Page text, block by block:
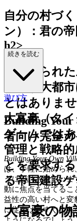
自分の村づ
ン）：君の
h2>
忘れ去られ
み出す大都
とはありま
大富豪（タ
ゲームでは
管理と戦略
とを要求す
る帝国建設
大富豪の
続きを読む
遊び方
Building Your
者向け完全
Building Your Own
は、手軽に始められ
うに設計されてい
動に焦点を当てるこ
益性の高い村へと変
に従えば、すぐにあ